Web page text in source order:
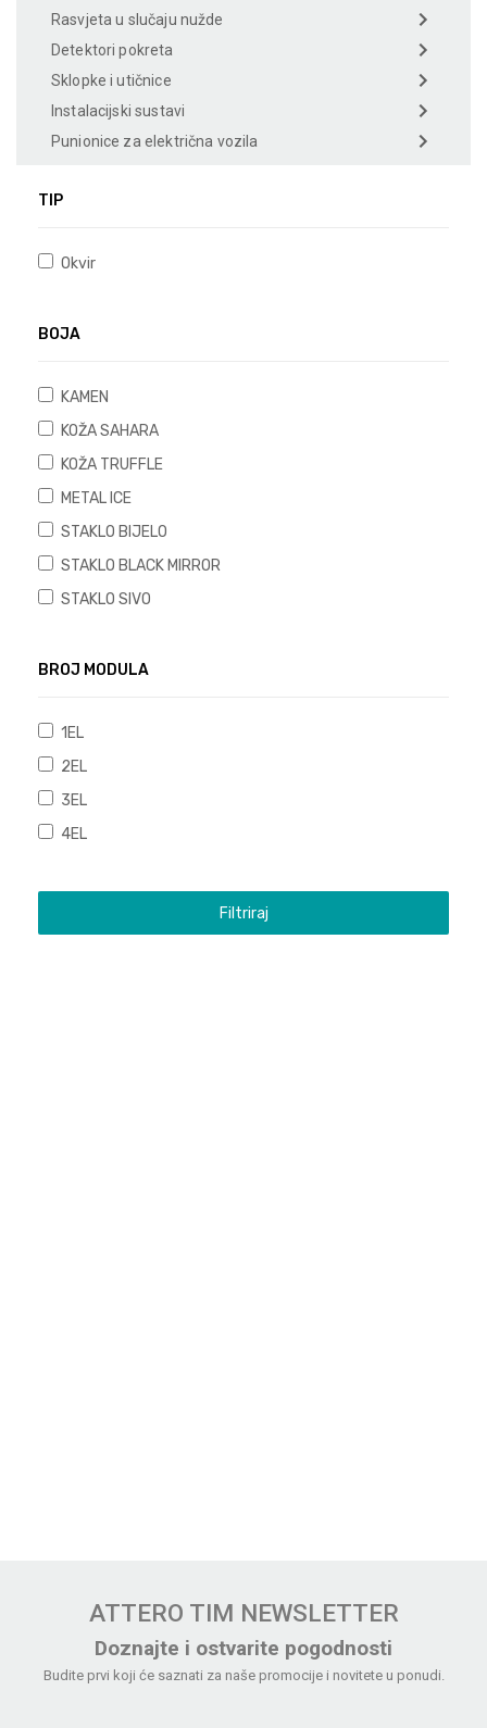
Rasvjeta u slučaju nužde
Detektori pokreta
Sklopke i utičnice
Instalacijski sustavi
Punionice za električna vozila
TIP
Okvir
BOJA
KAMEN
KOŽA SAHARA
KOŽA TRUFFLE
METAL ICE
STAKLO BIJELO
STAKLO BLACK MIRROR
STAKLO SIVO
BROJ MODULA
1EL
2EL
3EL
4EL
Filtriraj
ATTERO TIM NEWSLETTER
Doznajte i ostvarite pogodnosti
Budite prvi koji će saznati za naše promocije i novitete u ponudi.